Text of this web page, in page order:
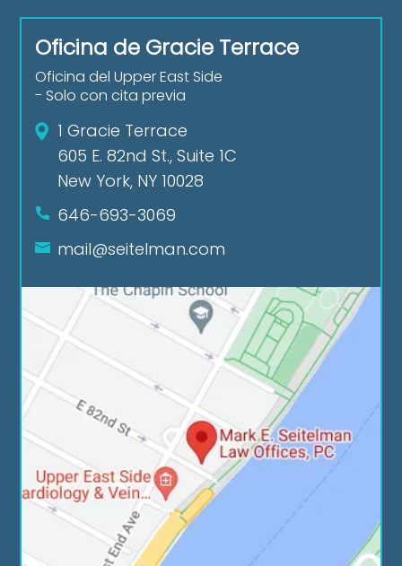
Oficina de Gracie Terrace
Oficina del Upper East Side
- Solo con cita previa
1 Gracie Terrace
605 E. 82nd St., Suite 1C
New York, NY 10028
646-693-3069
mail@seitelman.com